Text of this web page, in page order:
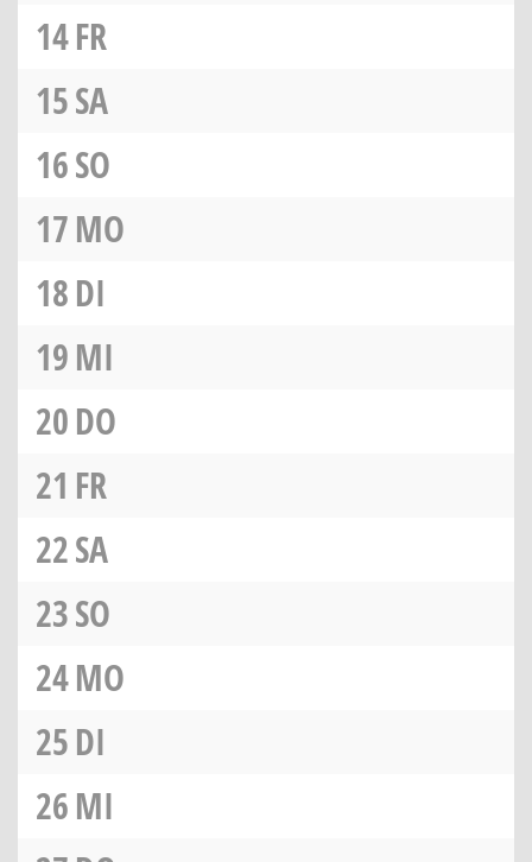
14FR
15SA
16SO
17MO
18DI
19MI
20DO
21 FR
22SA
23SO
24MO
25DI
26MI